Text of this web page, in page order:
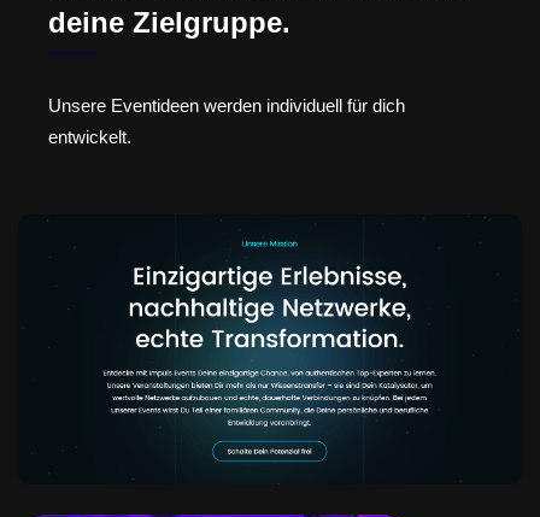
deine Zielgruppe.
Unsere Eventideen werden individuell für dich
entwickelt.